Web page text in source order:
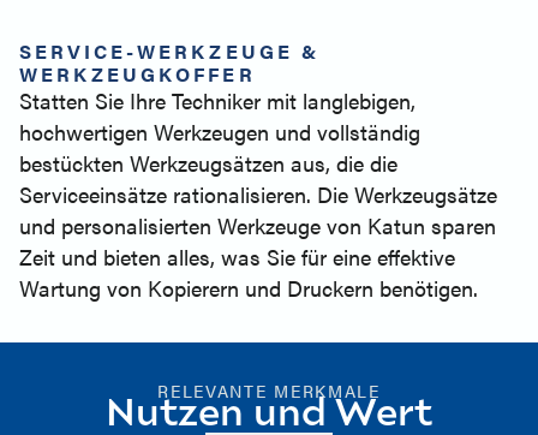
SERVICE-WERKZEUGE &
WERKZEUGKOFFER
Statten Sie Ihre Techniker mit langlebigen,
hochwertigen Werkzeugen und vollständig
bestückten Werkzeugsätzen aus, die die
Serviceeinsätze rationalisieren. Die Werkzeugsätze
und personalisierten Werkzeuge von Katun sparen
Zeit und bieten alles, was Sie für eine effektive
Wartung von Kopierern und Druckern benötigen.
RELEVANTE MERKMALE
Nutzen und Wert